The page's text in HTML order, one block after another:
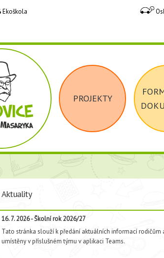
Ekoškola
PROJEKTY
Aktuality
16. 7. 2026 - Školní rok 2026/27
Tato stránka slouží k předání aktuálních informací rodičům
umístěny v příslušném týmu v aplikaci Teams.